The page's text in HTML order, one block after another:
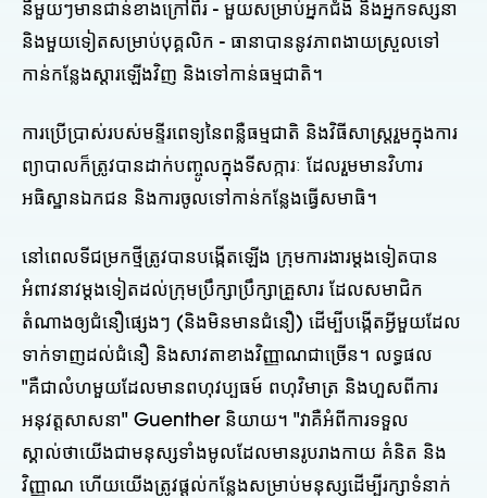
នីមួយៗមានជាន់ខាងក្រៅពីរ - មួយសម្រាប់អ្នកជំងឺ និងអ្នកទស្សនា
និងមួយទៀតសម្រាប់បុគ្គលិក - ធានាបាននូវភាពងាយស្រួលទៅ
កាន់កន្លែងស្តារឡើងវិញ និងទៅកាន់ធម្មជាតិ។
ការប្រើប្រាស់របស់មន្ទីរពេទ្យនៃពន្លឺធម្មជាតិ និងវិធីសាស្រ្តរួមក្នុងការ
ព្យាបាលក៏ត្រូវបានដាក់បញ្ចូលក្នុងទីសក្ការៈ ដែលរួមមានវិហារ
អធិស្ឋានឯកជន និងការចូលទៅកាន់កន្លែងធ្វើសមាធិ។
នៅពេល​ទីជម្រក​ថ្មី​ត្រូវបាន​បង្កើត​ឡើង ក្រុមការងារ​ម្តងទៀត​បាន​
អំពាវនាវ​ម្ដងទៀត​ដល់​ក្រុមប្រឹក្សា​ប្រឹក្សា​គ្រួសារ ដែល​សមាជិក​
តំណាង​ឲ្យ​ជំនឿ​ផ្សេងៗ (និង​មិន​មាន​ជំនឿ) ដើម្បី​បង្កើត​អ្វី​មួយ​ដែល​
ទាក់ទាញ​ដល់​ជំនឿ និង​សាវតា​ខាង​វិញ្ញាណ​ជាច្រើន។ លទ្ធផល
"គឺជាលំហមួយដែលមានពហុវប្បធម៍ ពហុវិមាត្រ និងហួសពីការ
អនុវត្តសាសនា" Guenther និយាយ។ "វាគឺអំពីការទទួល
ស្គាល់ថាយើងជាមនុស្សទាំងមូលដែលមានរូបរាងកាយ គំនិត និង
វិញ្ញាណ ហើយយើងត្រូវផ្តល់កន្លែងសម្រាប់មនុស្សដើម្បីរក្សាទំនាក់